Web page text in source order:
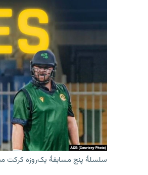
سلسلۀ پنج مسابقۀ یک‌روزه کرکت